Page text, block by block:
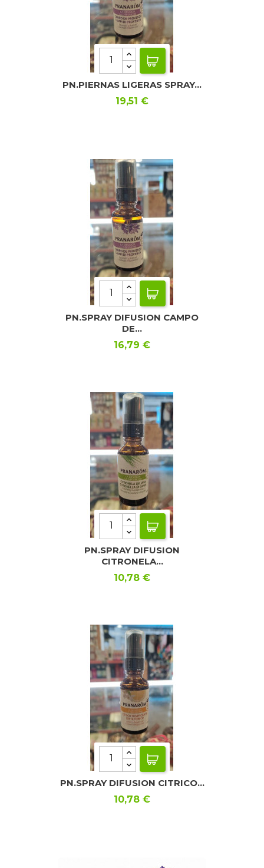
PN.PIERNAS LIGERAS SPRAY...
Precio
19,51 €
PN.SPRAY DIFUSION CAMPO
DE...
Precio
16,79 €
PN.SPRAY DIFUSION
CITRONELA...
Precio
10,78 €
PN.SPRAY DIFUSION CITRICO...
Precio
10,78 €